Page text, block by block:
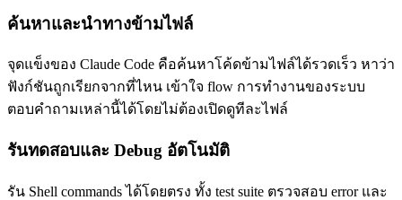
ค้นหาและนำทางข้ามไฟล์
จุดแข็งของ Claude Code คือค้นหาโค้ดข้ามไฟล์ได้รวดเร็ว หาว่า
ฟังก์ชันถูกเรียกจากที่ไหน เข้าใจ flow การทำงานของระบบ
ตอบคำถามเหล่านี้ได้โดยไม่ต้องเปิดดูทีละไฟล์
รันทดสอบและ Debug อัตโนมัติ
รัน Shell commands ได้โดยตรง ทั้ง test suite ตรวจสอบ error และ